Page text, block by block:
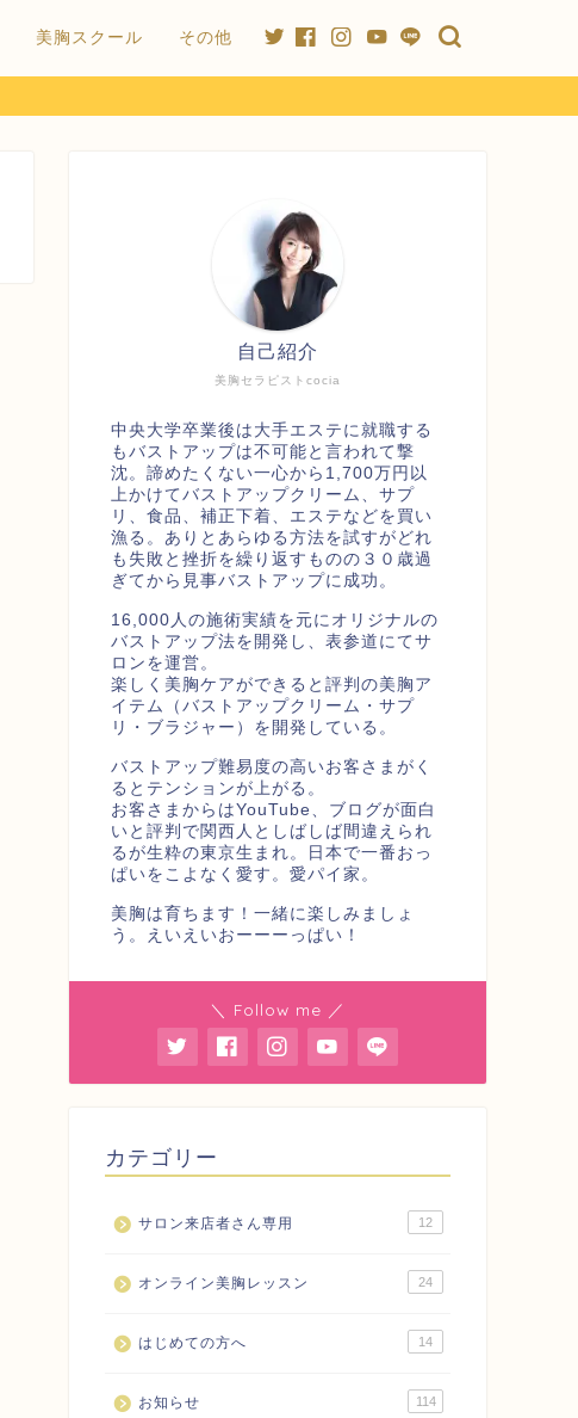
美胸スクール その他
美胸セラピストcocia
自己紹介
中央大学卒業後は大手エステに就職する
もバストアップは不可能と言われて撃
沈。諦めたくない一心から1,700万円以
上かけてバストアップクリーム、サプ
リ、食品、補正下着、エステなどを買い
漁る。ありとあらゆる方法を試すがどれ
も失敗と挫折を繰り返すものの３０歳過
ぎてから見事バストアップに成功。
16,000人の施術実績を元にオリジナルの
バストアップ法を開発し、表参道にてサ
ロンを運営。
楽しく美胸ケアができると評判の美胸ア
イテム（バストアップクリーム・サプ
リ・ブラジャー）を開発している。
バストアップ難易度の高いお客さまがく
るとテンションが上がる。
お客さまからはYouTube、ブログが面白
いと評判で関西人としばしば間違えられ
るが生粋の東京生まれ。日本で一番おっ
ぱいをこよなく愛す。愛パイ家。
美胸は育ちます！一緒に楽しみましょ
う。えいえいおーーーっぱい！
＼ Follow me ／
カテゴリー
サロン来店者さん専用 12
オンライン美胸レッスン 24
はじめての方へ 14
お知らせ 114